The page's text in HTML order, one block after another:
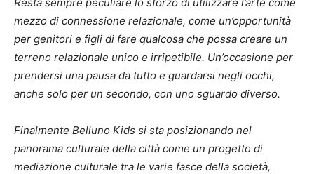
mezzo di connessione relazionale, come un’opportunità
per genitori e figli di fare qualcosa che possa creare un
terreno relazionale unico e irripetibile. Un’occasione per
prendersi una pausa da tutto e guardarsi negli occhi,
anche solo per un secondo, con uno sguardo diverso.
Finalmente Belluno Kids si sta posizionando nel
panorama culturale della città come un progetto di
mediazione culturale tra le varie fasce della società,